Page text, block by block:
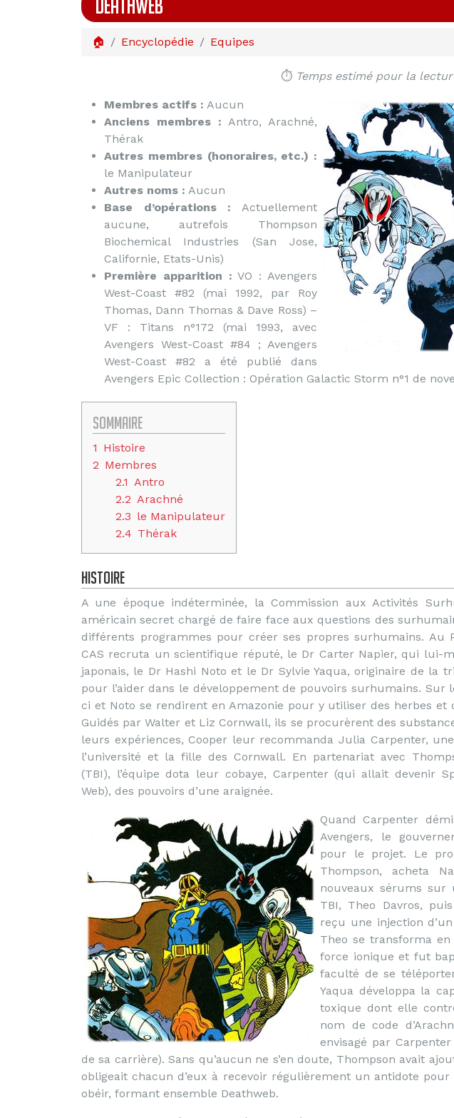
DEATHWEB
🏠 Encyclopédie Equipes
⏱️ Temps estimé pour la
Membres actifs : Aucun
Anciens membres : Antro, Arachné,
Thérak
Autres membres (honoraires, etc.) :
le Manipulateur
Autres noms : Aucun
Base d’opérations : Actuellement
aucune, autrefois Thompson
Biochemical Industries (San Jose,
Californie, Etats-Unis)
Première apparition : VO : Avengers
West-Coast #82 (mai 1992, par Roy
Thomas, Dann Thomas & Dave Ross) –
VF : Titans n°172 (mai 1993, avec
Avengers West-Coast #84 ; Avengers
West-Coast #82 a été publié dans
Avengers Epic Collection : Opération Galactic Storm n°1 de
Sommaire
1 Histoire
2 Membres
2.1 Antro
2.2 Arachné
2.3 le Manipulateur
2.4 Thérak
Histoire
A une époque indéterminée, la Commission aux Activités
américain secret chargé de faire face aux questions des
différents programmes pour créer ses propres surhumains. Au
CAS recruta un scientifique réputé, le Dr Carter Napier, qui lui-
japonais, le Dr Hashi Noto et le Dr Sylvie Yaqua, originaire de la
pour l’aider dans le développement de pouvoirs surhumains. Sur
ci et Noto se rendirent en Amazonie pour y utiliser des herbes et
Guidés par Walter et Liz Cornwall, ils se procurèrent des
leurs expériences, Cooper leur recommanda Julia Carpenter,
l’université et la fille des Cornwall. En partenariat avec
(TBI), l’équipe dota leur cobaye, Carpenter (qui allait devenir
Web), des pouvoirs d’une araignée.
Quand Carpenter
Avengers, le
pour le projet. Le
Thompson, acheta
nouveaux sérums
TBI, Theo Davros,
reçu une injection
Theo se transforma
force ionique et fut
faculté de se
Yaqua développa la
toxique dont elle
nom de code
envisagé par
de sa carrière). Sans qu’aucun ne s’en doute, Thompson avait
obligeait chacun d’eux à recevoir régulièrement un antidote
obéir, formant ensemble Deathweb.